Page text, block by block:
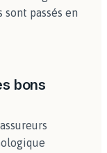
passés en
bons